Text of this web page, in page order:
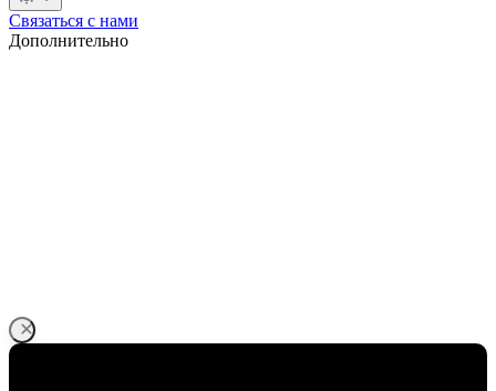
Связаться с нами
Дополнительно